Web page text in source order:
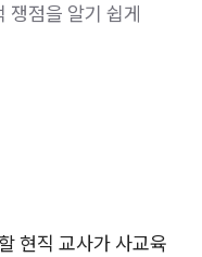
쟁점을 알기 쉽게
현직 교사가 사교육